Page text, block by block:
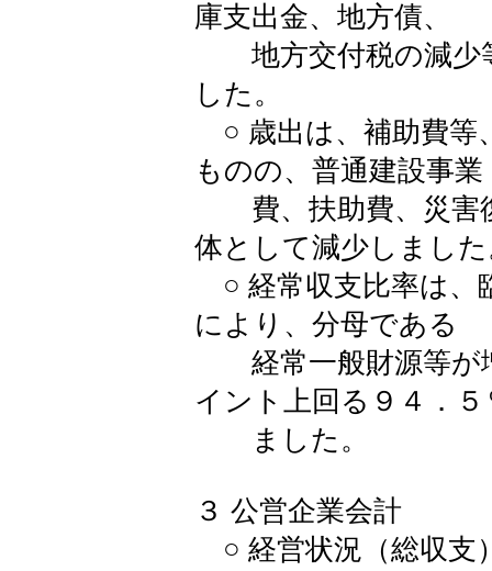
庫支出金、地方債、
地方交付税の減少
した。
○ 歳出は、補助費等
ものの、普通建設事業
費、扶助費、災害
体として減少しまし
○ 経常収支比率は、
により、分母である
経常一般財源等が
イント上回る９４．
ました。
３ 公営企業会計
○ 経営状況（総収支